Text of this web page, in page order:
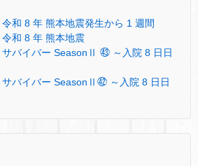
令和 8 年 熊本地震発生から 1 週間
令和 8 年 熊本地震
サバイバー SeasonⅡ ㊸ ～入院 8 日日
サバイバー SeasonⅡ㊷ ～入院 8 日日